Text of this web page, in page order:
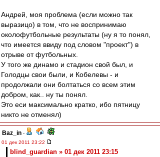
Андрей, моя проблема (если можно так
выразицо) в том, что не воспринимаю
околофутбольные результаты (ну я то понял,
что имеется ввиду под словом "проект") в
отрыве от футбольных.
У того же динамо и стадион свой был, и
Голодцы свои были, и Кобелевы - и
продолжали они болтаться со всем этим
добром, как.. ну ты понял.
Это еси максимально кратко, ибо пятницу
никто не отменял)
Baz_in -
01 дек 2011 23:22
blind_guardian » 01 дек 2011 23:15